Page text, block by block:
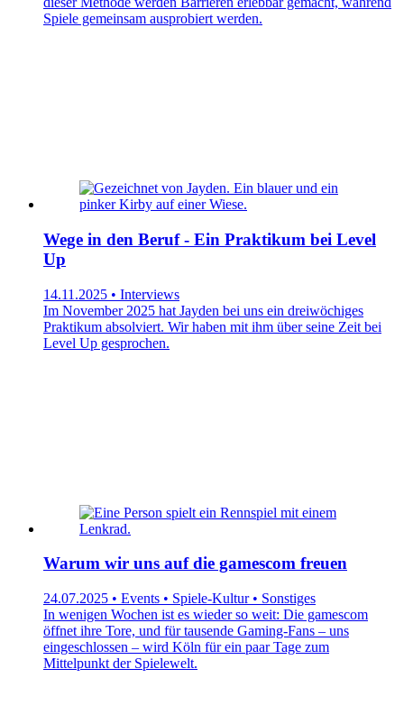
Spiele gemeinsam ausprobiert werden.
Wege in den Beruf - Ein Praktikum bei Level
Up
14.11.2025 • Interviews
Im November 2025 hat Jayden bei uns ein dreiwöchiges
Praktikum absolviert. Wir haben mit ihm über seine Zeit bei
Level Up gesprochen.
Warum wir uns auf die gamescom freuen
24.07.2025 • Events • Spiele-Kultur • Sonstiges
In wenigen Wochen ist es wieder so weit: Die gamescom
öffnet ihre Tore, und für tausende Gaming-Fans – uns
eingeschlossen – wird Köln für ein paar Tage zum
Mittelpunkt der Spielewelt.